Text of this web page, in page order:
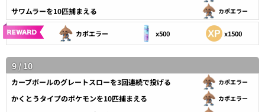
サワムラーを10匹捕まえる カポエラー
カポエラー x500 x1500
9 / 10
カーブボールのグレートスローを3回連続で投げる カポエラー
かくとうタイプのポケモンを10匹捕まえる カポエラー